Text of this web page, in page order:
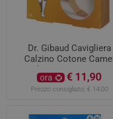
Dr. Gibaud Cavigliera
Calzino Cotone Camel
Taglia 2 Da 21 A 23 CM
ora € 11,90
Prezzo consigliato: € 14,00